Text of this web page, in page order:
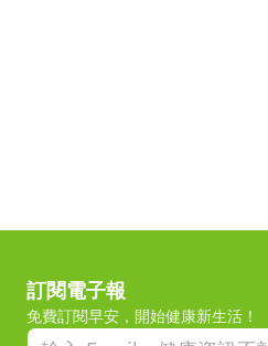
訂閱電子報
免費訂閱早安，開始健康新生活！